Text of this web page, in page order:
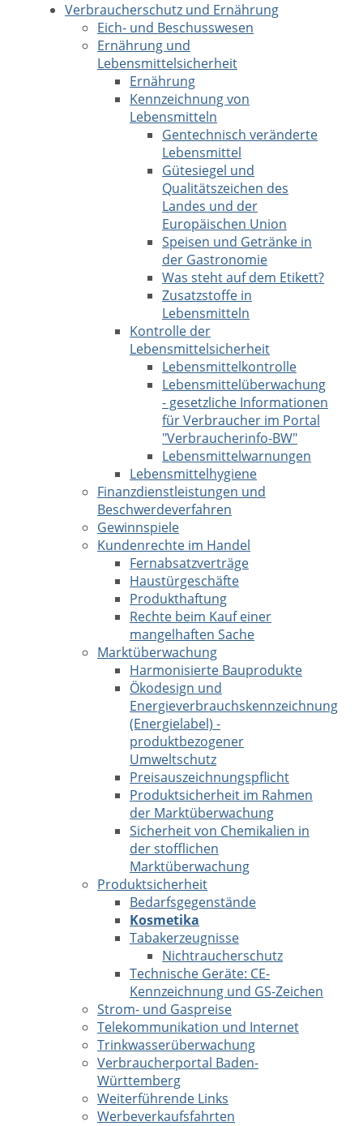
Verbraucherschutz und Ernährung
Eich- und Beschusswesen
Ernährung und
Lebensmittelsicherheit
Ernährung
Kennzeichnung von
Lebensmitteln
Gentechnisch veränderte
Lebensmittel
Gütesiegel und
Qualitätszeichen des
Landes und der
Europäischen Union
Speisen und Getränke in
der Gastronomie
Was steht auf dem Etikett?
Zusatzstoffe in
Lebensmitteln
Kontrolle der
Lebensmittelsicherheit
Lebensmittelkontrolle
Lebensmittelüberwachung
- gesetzliche Informationen
für Verbraucher im Portal
"Verbraucherinfo-BW"
Lebensmittelwarnungen
Lebensmittelhygiene
Finanzdienstleistungen und
Beschwerdeverfahren
Gewinnspiele
Kundenrechte im Handel
Fernabsatzverträge
Haustürgeschäfte
Produkthaftung
Rechte beim Kauf einer
mangelhaften Sache
Marktüberwachung
Harmonisierte Bauprodukte
Ökodesign und
Energieverbrauchskennzeichnung
(Energielabel) -
produktbezogener
Umweltschutz
Preisauszeichnungspflicht
Produktsicherheit im Rahmen
der Marktüberwachung
Sicherheit von Chemikalien in
der stofflichen
Marktüberwachung
Produktsicherheit
Bedarfsgegenstände
Kosmetika
Tabakerzeugnisse
Nichtraucherschutz
Technische Geräte: CE-
Kennzeichnung und GS-Zeichen
Strom- und Gaspreise
Telekommunikation und Internet
Trinkwasserüberwachung
Verbraucherportal Baden-
Württemberg
Weiterführende Links
Werbeverkaufsfahrten